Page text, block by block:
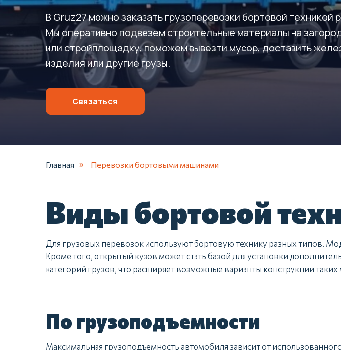
В Gruz27 можно заказать грузоперевозки бортовой техникой
Мы оперативно подвезем строительные материалы на
или стройплощадку, поможем вывезти мусор, доставить
изделия или другие грузы.
Связаться
Главная » Перевозки бортовыми машинами
Виды бортовой
Для грузовых перевозок используют бортовую технику разных типов.
Кроме того, открытый кузов может стать базой для установки
категорий грузов, что расширяет возможные варианты конструкции
По грузоподъемности
Максимальная грузоподъемность автомобиля зависит от